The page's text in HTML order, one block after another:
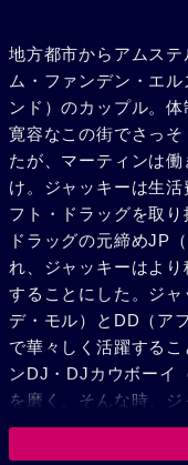
地方都市からアムス
ム・ファンデン・エ
ンド）のカップル。
寛容なこの街でさっ
たが、マーティンは
け。ジャッキーは生
フト・ドラッグを取
ドラッグの元締めJP
れ、ジャッキーはよ
することにした。ジ
デ・モル）とDD（ア
で華々しく活躍する
ンDJ・DJカウボーイ
を磨く。そんな時、
た父親を保釈させる
と引き換えにJPから